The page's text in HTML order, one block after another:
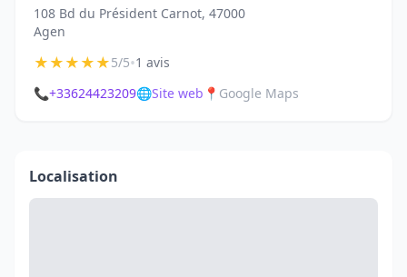
108 Bd du Président Carnot, 47000
Agen
★★★★★5/5•1 avis
📞+33624423209🌐Site web 📍 Google Maps
Localisation